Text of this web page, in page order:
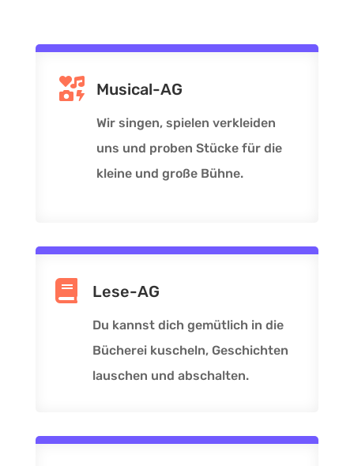
 Musical-AG
Wir singen, spielen verkleiden
uns und proben Stücke für die
kleine und große Bühne.
 Lese-AG
Du kannst dich gemütlich in die
Bücherei kuscheln, Geschichten
lauschen und abschalten.